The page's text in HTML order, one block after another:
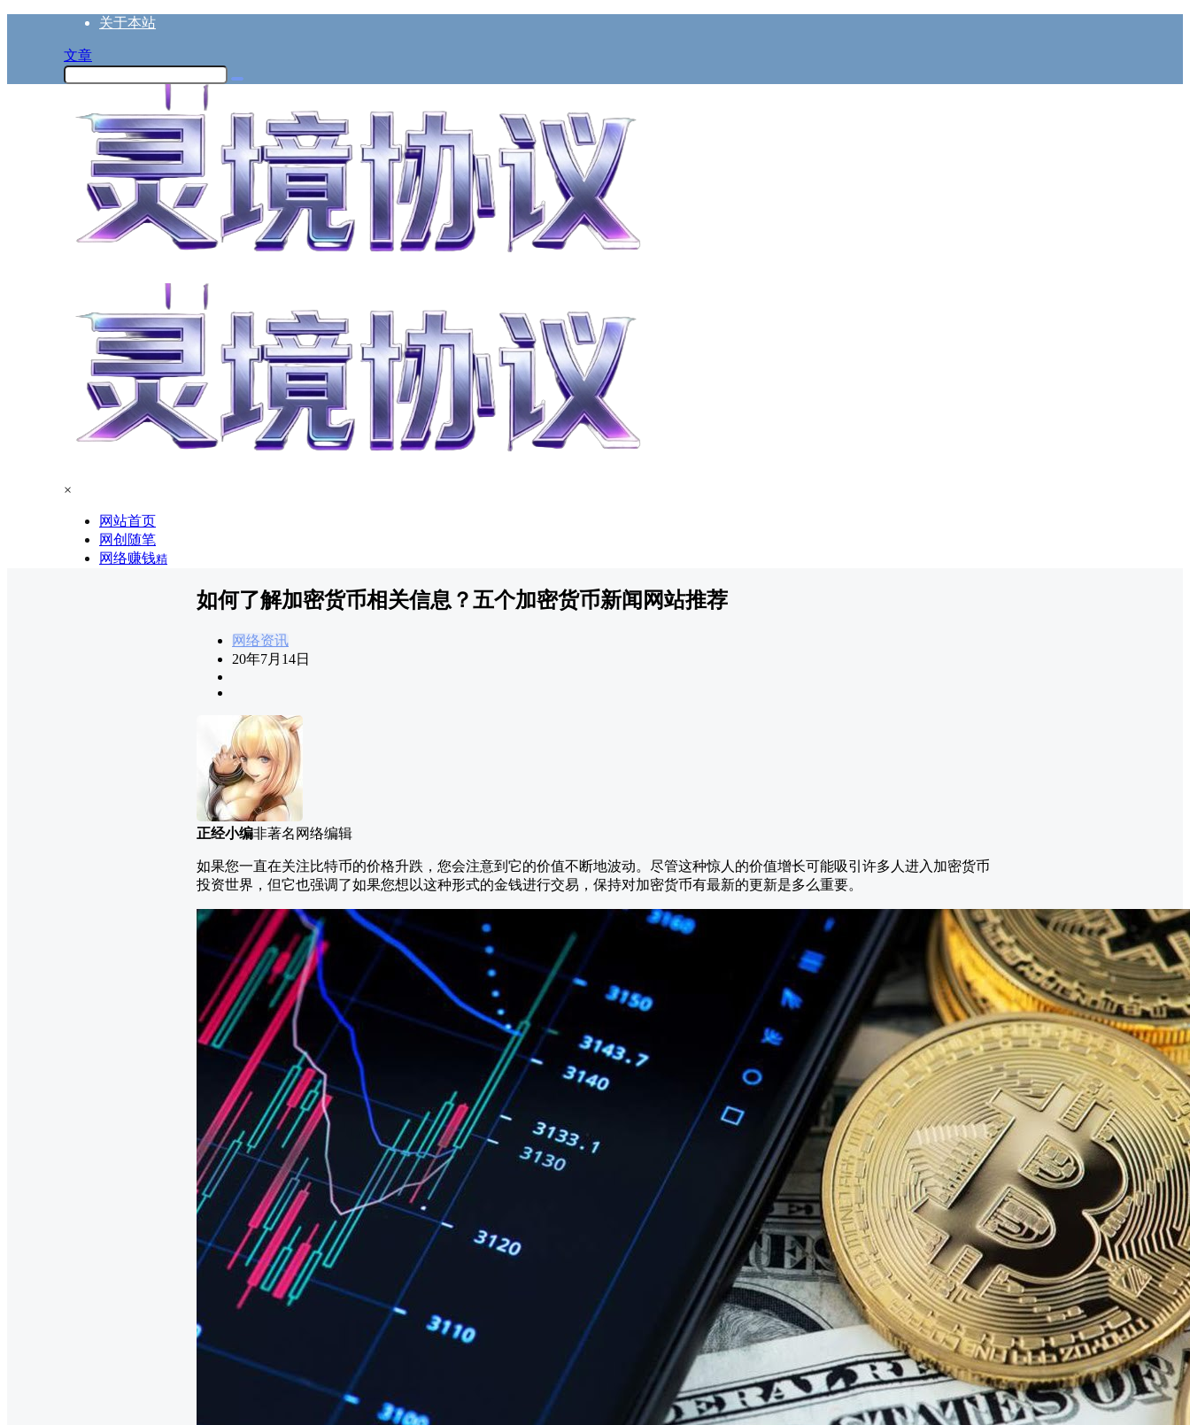
关于本站
文章
×
网站首页
网创随笔
网络赚钱精
如何了解加密货币相关信息？五个加密货币新闻网站推荐
网络资讯
20年7月14日
正经小编非著名网络编辑
如果您一直在关注比特币的价格升跌，您会注意到它的价值不断地波动。尽管这种惊人的价值增长可能吸引许多人进入加密货币
投资世界，但它也强调了如果您想以这种形式的金钱进行交易，保持对加密货币有最新的更新是多么重要。